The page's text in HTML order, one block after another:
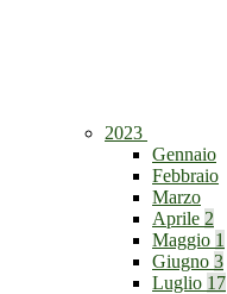
2023
Gennaio
Febbraio
Marzo
Aprile 2
Maggio 1
Giugno 3
Luglio 17